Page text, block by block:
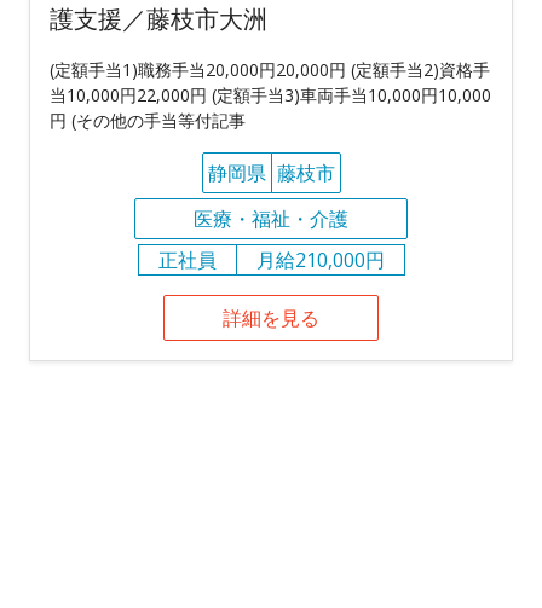
護支援／藤枝市大洲
(定額手当1)職務手当20,000円20,000円 (定額手当2)資格手
当10,000円22,000円 (定額手当3)車両手当10,000円10,000
円 (その他の手当等付記事
静岡県 藤枝市
医療・福祉・介護
正社員
月給210,000円
詳細を見る